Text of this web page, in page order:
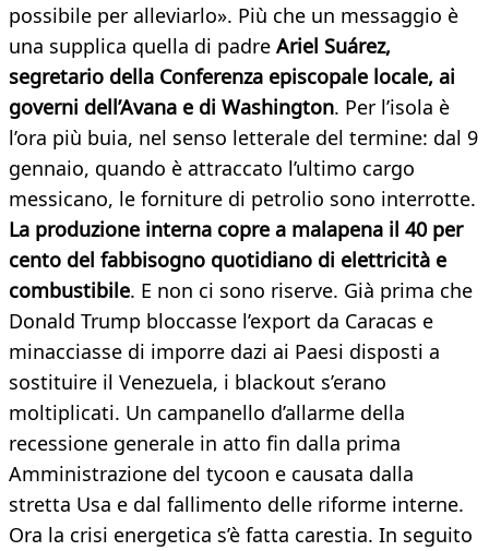
possibile per alleviarlo». Più che un messaggio è
una supplica quella di padre Ariel Suárez,
segretario della Conferenza episcopale locale, ai
governi dell’Avana e di Washington. Per l’isola è
l’ora più buia, nel senso letterale del termine: dal 9
gennaio, quando è attraccato l’ultimo cargo
messicano, le forniture di petrolio sono interrotte.
La produzione interna copre a malapena il 40 per
cento del fabbisogno quotidiano di elettricità e
combustibile. E non ci sono riserve. Già prima che
Donald Trump bloccasse l’export da Caracas e
minacciasse di imporre dazi ai Paesi disposti a
sostituire il Venezuela, i blackout s’erano
moltiplicati. Un campanello d’allarme della
recessione generale in atto fin dalla prima
Amministrazione del tycoon e causata dalla
stretta Usa e dal fallimento delle riforme interne.
Ora la crisi energetica s’è fatta carestia. In seguito